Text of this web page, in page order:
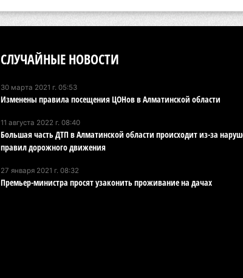
В
4
4
4
СЛУЧАЙНЫЕ НОВОСТИ
30 марта 2021 г. 05:53
Изменены правила посещения ЦОНов в Алматинской области
11 августа 2022 г. 08:40
Большая часть ДТП в Алматинской области происходит из-за
правил дорожного движения
27 января 2021 г. 08:32
Премьер-министра просят узаконить проживание на дачах